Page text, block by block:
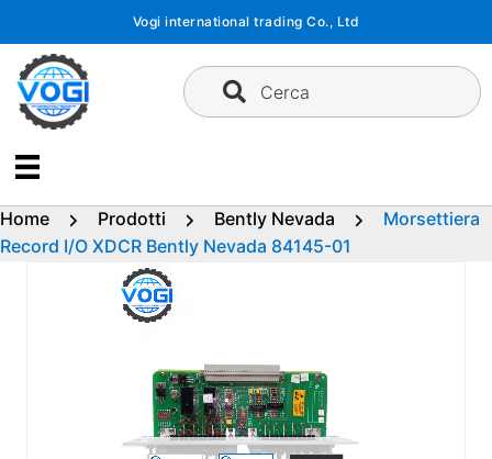
contenuto
Vogi international trading Co., Ltd
Cerca
Home Prodotti Bently Nevada
Morsettiera
Record I/O XDCR Bently Nevada 84145-01